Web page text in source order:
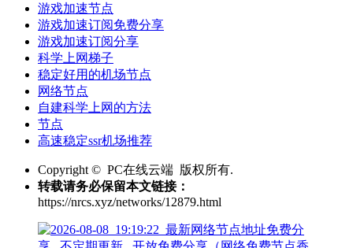
游戏加速节点
游戏加速订阅免费分享
游戏加速订阅分享
科学上网梯子
稳定好用的机场节点
网络节点
自建科学上网的方法
节点
高速稳定ssr机场推荐
Copyright © PC在线云端 版权所有.
转载请务必保留本文链接：
https://nrcs.xyz/networks/12879.html